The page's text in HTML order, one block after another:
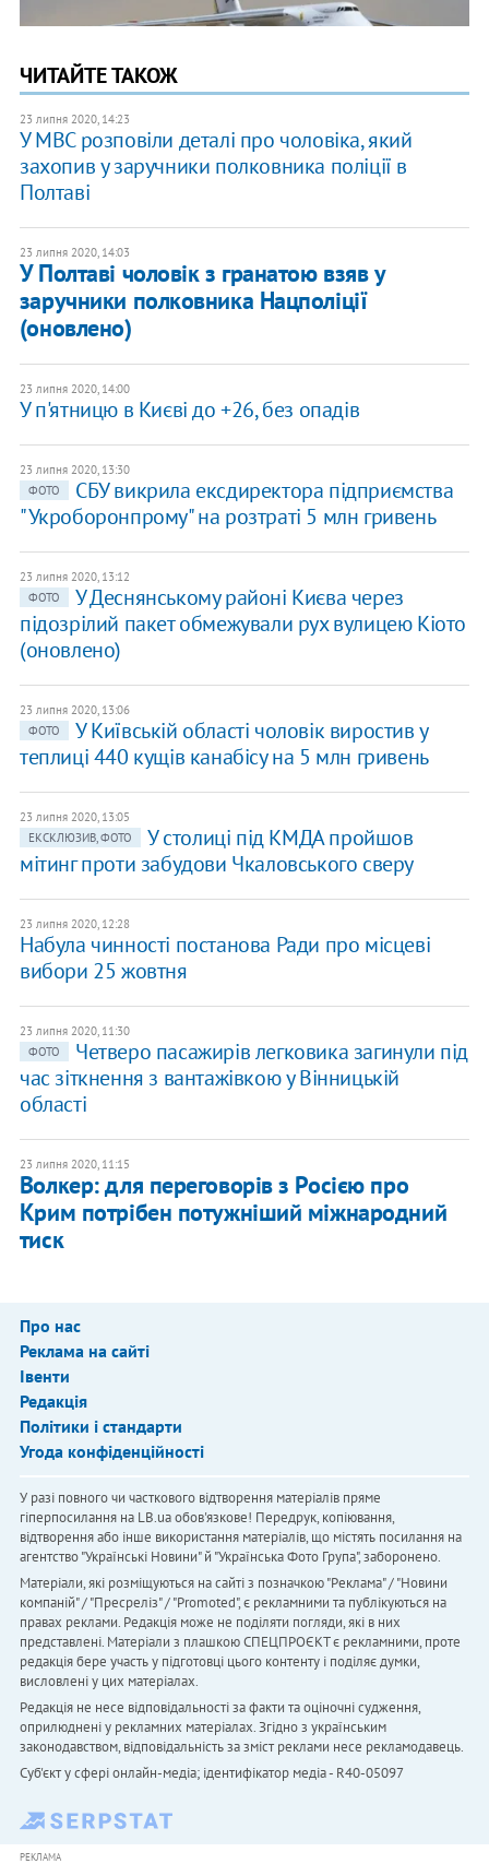
ЧИТАЙТЕ ТАКОЖ
23 липня 2020, 14:23
У МВС розповіли деталі про чоловіка, який
захопив у заручники полковника поліції в
Полтаві
23 липня 2020, 14:03
У Полтаві чоловік з гранатою взяв у
заручники полковника Нацполіції
(оновлено)
23 липня 2020, 14:00
У п'ятницю в Києві до +26, без опадів
23 липня 2020, 13:30
ФОТО
​СБУ викрила ексдиректора підприємства
"Укроборонпрому" на розтраті 5 млн гривень
23 липня 2020, 13:12
ФОТО
У Деснянському районі Києва через
підозрілий пакет обмежували рух вулицею Кіото
(оновлено)
23 липня 2020, 13:06
ФОТО
У Київській області чоловік виростив у
теплиці 440 кущів канабісу на 5 млн гривень
23 липня 2020, 13:05
ЕКСКЛЮЗИВ, ФОТО
У столиці під КМДА пройшов
мітинг проти забудови Чкаловського сверу
23 липня 2020, 12:28
Набула чинності постанова Ради про місцеві
вибори 25 жовтня
23 липня 2020, 11:30
ФОТО
​Четверо пасажирів легковика загинули під
час зіткнення з вантажівкою у Вінницькій
області
23 липня 2020, 11:15
Волкер: для переговорів з Росією про
Крим потрібен потужніший міжнародний
тиск
Про нас
Реклама на сайті
Івенти
Редакція
Політики і стандарти
Угода конфіденційності
У разі повного чи часткового відтворення матеріалів пряме
гіперпосилання на LB.ua обов'язкове! Передрук, копіювання,
відтворення або інше використання матеріалів, що містять посилання на
агентство "Українськi Новини" й "Українська Фото Група", заборонено.
Матеріали, які розміщуються на сайті з позначкою "Реклама" / "Новини
компаній" / "Пресреліз" / "Promoted", є рекламними та публікуються на
правах реклами. Редакція може не поділяти погляди, які в них
представлені. Матеріали з плашкою СПЕЦПРОЄКТ є рекламними, проте
редакція бере участь у підготовці цього контенту і поділяє думки,
висловлені у цих матеріалах.
Редакція не несе відповідальності за факти та оціночні судження,
оприлюднені у рекламних матеріалах. Згідно з українським
законодавством, відповідальність за зміст реклами несе рекламодавець.
Cуб'єкт у сфері онлайн-медіа; ідентифікатор медіа - R40-05097
РЕКЛАМА